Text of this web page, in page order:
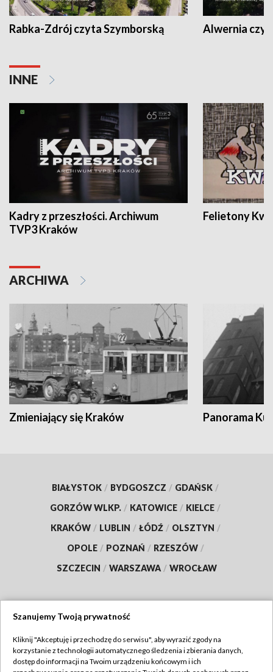
Rabka-Zdrój czyta Szymborską Alwernia
INNE
Kadry z przeszłości. Archiwum
TVP3 Kraków
Felietony
ARCHIWA
Zmieniający się Kraków Panorama
BIAŁYSTOK / BYDGOSZCZ / GDAŃSK /
GORZÓW WLKP. / KATOWICE / KIELCE /
KRAKÓW / LUBLIN / ŁÓDŹ / OLSZTYN /
OPOLE / POZNAŃ / RZESZÓW /
SZCZECIN / WARSZAWA / WROCŁAW
TVP
Szanujemy Twoją prywatność
Kliknij "Akceptuję i przechodzę do serwisu", aby wyrazić zgody na
korzystanie z technologii automatycznego śledzenia i zbierania danych,
dostęp do informacji na Twoim urządzeniu końcowym i ich